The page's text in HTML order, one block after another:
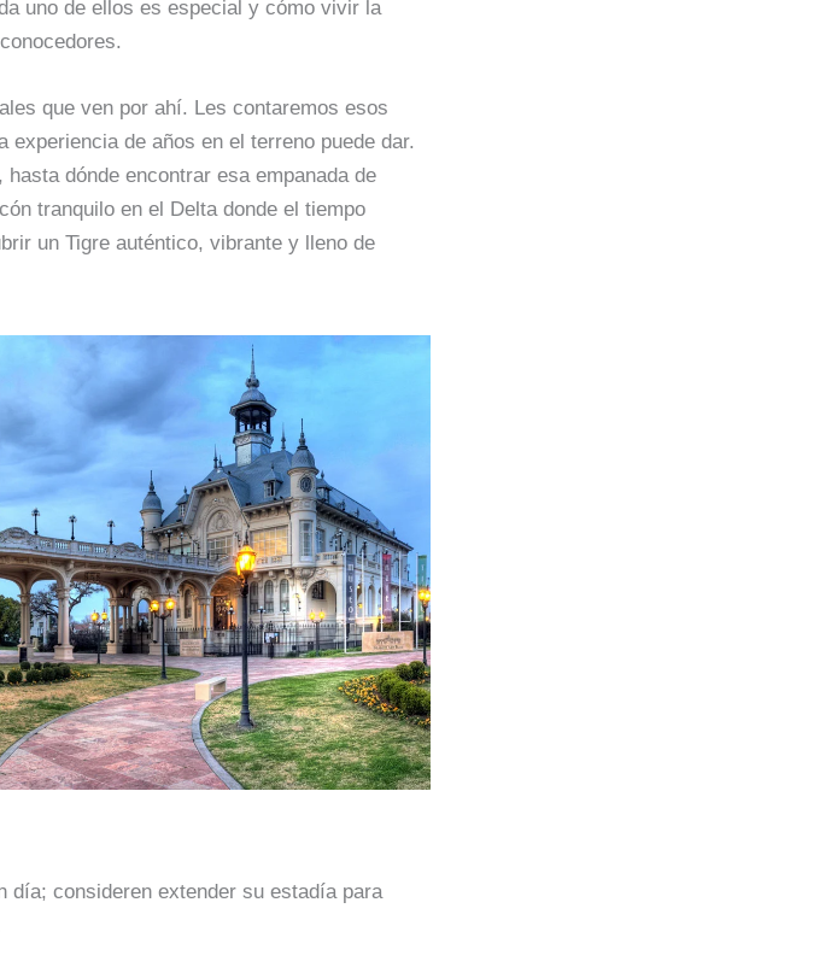
uno de ellos es especial y cómo vivir la
que ven por ahí. Les contaremos esos
de años en el terreno puede dar.
dónde encontrar esa empanada de
tranquilo en el Delta donde el tiempo
un Tigre auténtico, vibrante y lleno de
día; consideren extender su estadía para